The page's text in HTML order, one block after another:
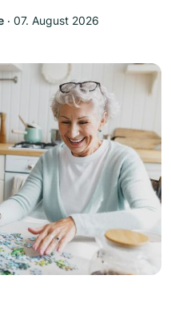
‧ 07. August 2026